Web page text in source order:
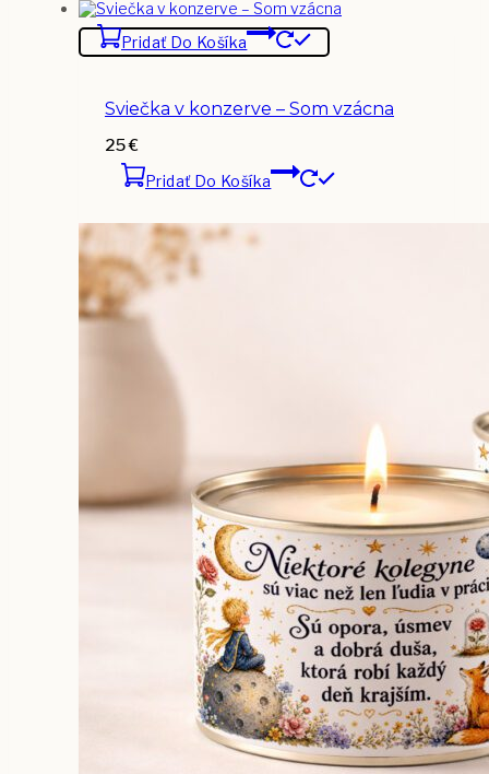
Pridať Do Košíka
Sviečka v konzerve – Som vzácna
25€
Pridať Do Košíka